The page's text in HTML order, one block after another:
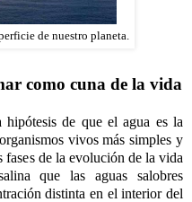
de nuestro planeta.
como cuna de la vida
de que el agua es la
vivos más simples y
de la evolución de la vida
que las aguas salobres
distinta en el interior del